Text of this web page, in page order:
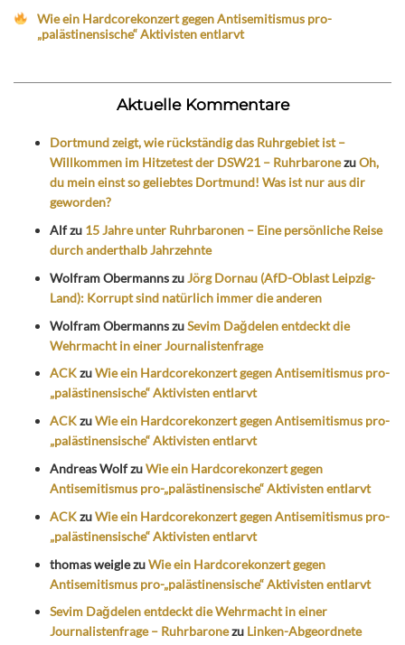
Wie ein Hardcorekonzert gegen Antisemitismus pro-
„palästinensische“ Aktivisten entlarvt
Aktuelle Kommentare
Dortmund zeigt, wie rückständig das Ruhrgebiet ist –
Willkommen im Hitzetest der DSW21 – RuhrbaronezuOh,
du mein einst so geliebtes Dortmund! Was ist nur aus dir
geworden?
Alfzu 15 Jahre unter Ruhrbaronen – Eine persönliche Reise
durch anderthalb Jahrzehnte
Wolfram ObermannszuJörg Dornau (AfD-Oblast Leipzig-
Land): Korrupt sind natürlich immer die anderen
Wolfram ObermannszuSevim Dağdelen entdeckt die
Wehrmacht in einer Journalistenfrage
ACKzuWie ein Hardcorekonzert gegen Antisemitismus pro-
„palästinensische“ Aktivisten entlarvt
ACKzuWie ein Hardcorekonzert gegen Antisemitismus pro-
„palästinensische“ Aktivisten entlarvt
Andreas WolfzuWie ein Hardcorekonzert gegen
Antisemitismus pro-„palästinensische“ Aktivisten entlarvt
ACKzuWie ein Hardcorekonzert gegen Antisemitismus pro-
„palästinensische“ Aktivisten entlarvt
thomas weiglezuWie ein Hardcorekonzert gegen
Antisemitismus pro-„palästinensische“ Aktivisten entlarvt
Sevim Dağdelen entdeckt die Wehrmacht in einer
Journalistenfrage – Ruhrbaronezu Linken-Abgeordnete